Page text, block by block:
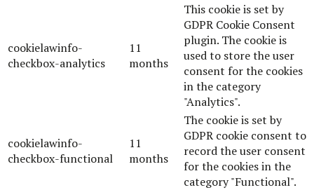
cookielawinfo-
checkbox-analytics
11
months
This cookie is set by
GDPR Cookie Consent
plugin. The cookie is
used to store the user
consent for the cookies
in the category
"Analytics".
cookielawinfo-
checkbox-functional
11
months
The cookie is set by
GDPR cookie consent to
record the user consent
for the cookies in the
category "Functional".